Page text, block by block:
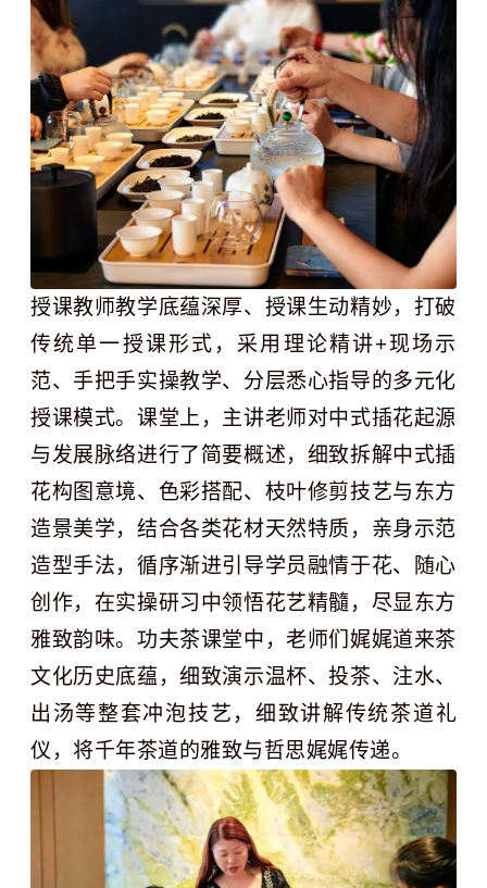
授课教师教学底蕴深厚、授课生动精妙，打破
传统单一授课形式，采用理论精讲+现场示
范、手把手实操教学、分层悉心指导的多元化
授课模式。课堂上，主讲老师对中式插花起源
与发展脉络进行了简要概述，细致拆解中式插
花构图意境、色彩搭配、枝叶修剪技艺与东方
造景美学，结合各类花材天然特质，亲身示范
造型手法，循序渐进引导学员融情于花、随心
创作，在实操研习中领悟花艺精髓，尽显东方
雅致韵味。功夫茶课堂中，老师们娓娓道来茶
文化历史底蕴，细致演示温杯、投茶、注水、
出汤等整套冲泡技艺，细致讲解传统茶道礼
仪，将千年茶道的雅致与哲思娓娓传递。